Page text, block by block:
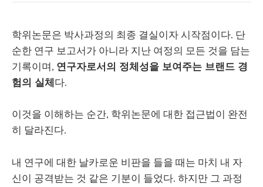
학위논문은 박사과정의 최종 결실이자 시작점이다. 단
순한 연구 보고서가 아니라 지난 여정의 모든 것을 담는
기록이며, 연구자로서의 정체성을 보여주는 브랜드 경
험의 실체다.
이것을 이해하는 순간, 학위논문에 대한 접근법이 완전
히 달라진다.
내 연구에 대한 날카로운 비판을 들을 때는 마치 내 자
신이 공격받는 것 같은 기분이 들었다. 하지만 그 과정